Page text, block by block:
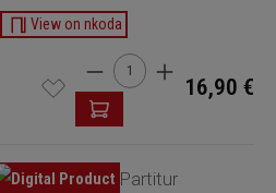
View on nkoda
Produkt Anzahl: Gib
16,90 €
Partitur